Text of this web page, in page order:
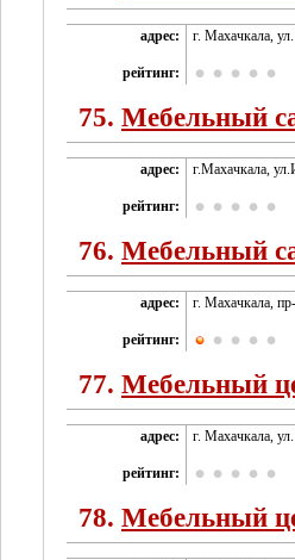
адрес: г. Махачкала,
рейтинг:
75. Мебельный
адрес: г.Махачкала,
рейтинг:
76. Мебельный
адрес: г. Махачкала,
рейтинг:
77. Мебельный
адрес: г. Махачкала,
рейтинг:
78. Мебельный